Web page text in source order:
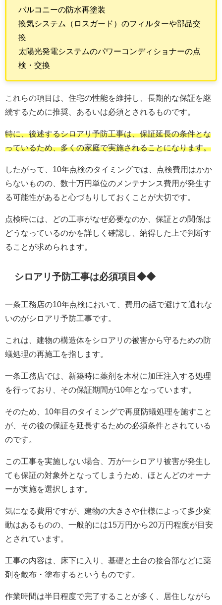
バルコニーの防水再塗装
換気システム（ロスガード）のフィルターや部品交
換
太陽光発電システムのパワーコンディショナーの点
検・交換
これらの項目は、住宅の性能を維持し、長期的な保証を継
続するために推奨、あるいは必須とされるものです。
特に、後述するシロアリ予防工事は、保証延長の条件とな
っているため、多くの家庭で実施されることになります。
したがって、10年点検のタイミングでは、点検費用はかか
らないものの、数十万円単位のメンテナンス費用が発生す
る可能性があると心づもりしておくことが大切です。
点検時には、どの工事がなぜ必要なのか、保証との関係は
どうなっているのかを詳しく確認し、納得した上で判断す
ることが求められます。
シロアリ予防工事は必須項目◆◆
一条工務店の10年点検において、費用の話で避けて通れな
いのがシロアリ予防工事です。
これは、建物の構造体をシロアリの被害から守るための防
蟻処理の再施工を指します。
一条工務店では、新築時に薬剤を木材に加圧注入する処理
を行っており、その保証期間が10年となっています。
そのため、10年目のタイミングで再度防蟻処理を施すこと
が、その後の保証を延長するための必須条件とされている
のです。
この工事を実施しない場合、万が一シロアリ被害が発生し
ても保証の対象外となってしまうため、ほとんどのオーナ
ーが実施を選択します。
気になる費用ですが、建物の大きさや仕様によって多少変
動はあるものの、一般的には15万円から20万円程度が目安
とされています。
工事の内容は、床下に入り、基礎と土台の接合部などに薬
剤を散布・塗布するというものです。
作業時間は半日程度で完了することが多く、居住しながら